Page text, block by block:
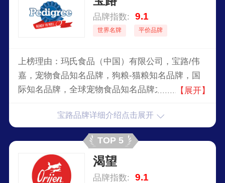
品牌指数: 9.1
世界名牌 平价品牌
上榜理由：玛氏食品（中国）有限公司，宝路/伟
嘉，宠物食品知名品牌，狗粮-猫粮知名品牌，国
际知名品牌，全球宠物食品知名品牌之一，全球较
食品制造商。
【展开】
宝路品牌详细介绍点击展开
TOP 5
渴望
品牌指数: 9.1